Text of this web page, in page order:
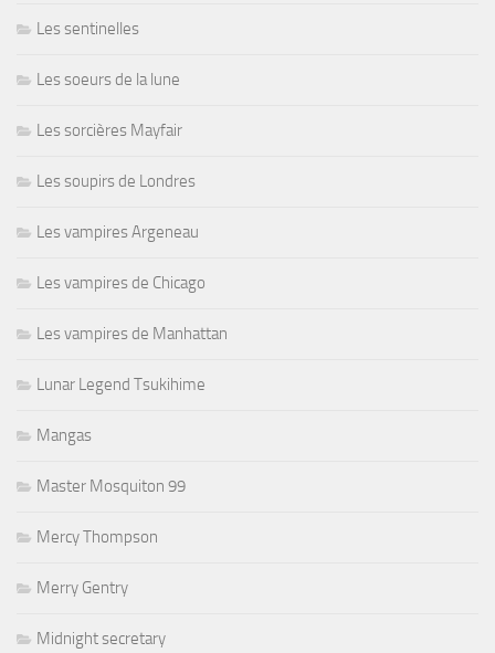
Les sentinelles
Les soeurs de la lune
Les sorcières Mayfair
Les soupirs de Londres
Les vampires Argeneau
Les vampires de Chicago
Les vampires de Manhattan
Lunar Legend Tsukihime
Mangas
Master Mosquiton 99
Mercy Thompson
Merry Gentry
Midnight secretary